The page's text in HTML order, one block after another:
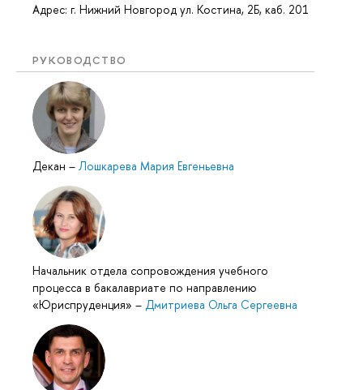
Адрес: г. Нижний Новгород ул. Костина, 2Б, каб. 201
РУКОВОДСТВО
Декан – Лошкарева Мария Евгеньевна
Начальник отдела сопровождения учебного
процесса в бакалавриате по направлению
«Юриспруденция» – Дмитриева Ольга Сергеевна